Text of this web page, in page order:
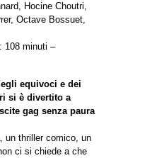
Hocine Choutri,
Octave Bossuet,
108 minuti –
equivoci e dei
si è divertito a
gag senza paura
un thriller comico, un
ci si chiede a che